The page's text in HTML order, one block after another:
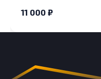
11 000 ₽